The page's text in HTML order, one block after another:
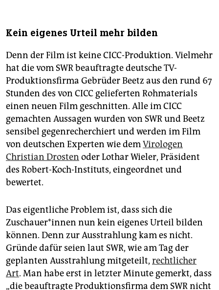
Kein eigenes Urteil mehr bilden
Denn der Film ist keine CICC-Produktion. Vielmehr
hat die vom SWR beauftragte deutsche TV-
Produktionsfirma Gebrüder Beetz aus den rund 67
Stunden des von CICC gelieferten Rohmaterials
einen neuen Film geschnitten. Alle im CICC
gemachten Aussagen wurden von SWR und Beetz
sensibel gegenrecherchiert und werden im Film
von deutschen Experten wie demVirologen
Christian Drosten oder Lothar Wieler, Präsident
des Robert-Koch-Instituts, eingeordnet und
bewertet.
Das eigentliche Problem ist, dass sich die
Zuschauer*innen nun kein eigenes Urteil bilden
können. Denn zur Ausstrahlung kam es nicht.
Gründe dafür seien laut SWR, wie am Tag der
geplanten Ausstrahlung mitgeteilt, rechtlicher
Art. Man habe erst in letzter Minute gemerkt, dass
„die beauftragte Produktionsfirma dem SWR nicht